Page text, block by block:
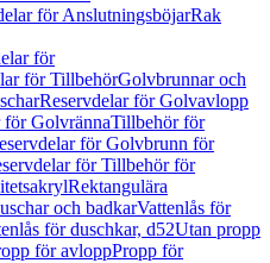
för AnslutningsböjarRak
för
för TillbehörGolvbrunnar och
Reservdelar för Golvavlopp
för GolvrännaTillbehör för
för Golvbrunn för
för Tillbehör för
Rektangulära
och badkarVattenlås för
för duschkar, d52Utan propp
för avloppPropp för